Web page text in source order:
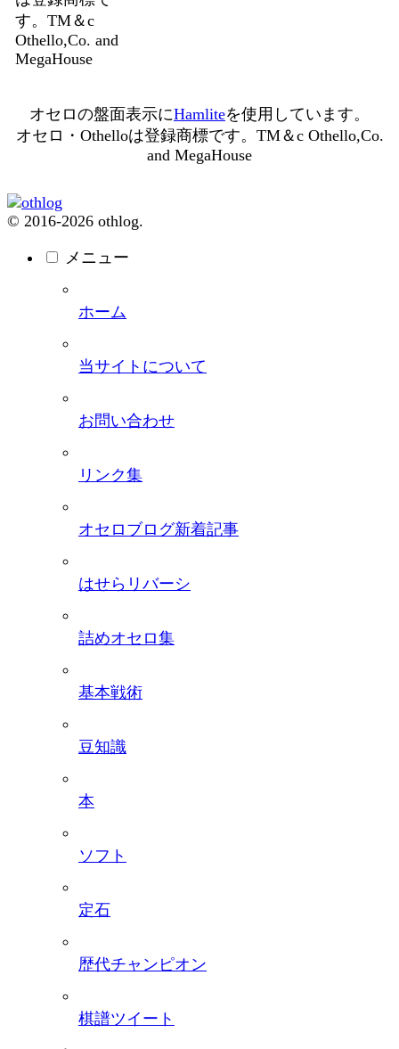
す。TM＆c
Othello,Co. and
MegaHouse
オセロの盤面表示にHamliteを使用しています。
オセロ・Othelloは登録商標です。TM＆c Othello,Co.
and MegaHouse
© 2016-2026 othlog.
メニュー
ホーム
当サイトについて
お問い合わせ
リンク集
オセロブログ新着記事
はせらリバーシ
詰めオセロ集
基本戦術
豆知識
本
ソフト
定石
歴代チャンピオン
棋譜ツイート